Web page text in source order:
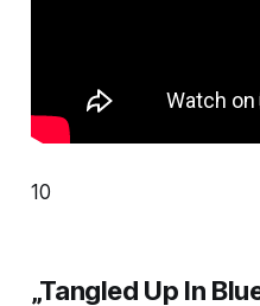
10
„Tangled Up In